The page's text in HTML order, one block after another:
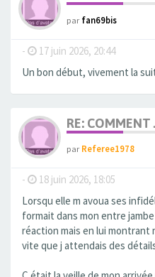
parfan69bis
- 17 juin 2026, 20:44
Un bon début, vivement la
RE: COMMENT
parReferee1978
- 18 juin 2026, 18:05
Lorsqu elle m avoua ses
formait dans mon entre
réaction mais en lui montrant
vite que j attendais des